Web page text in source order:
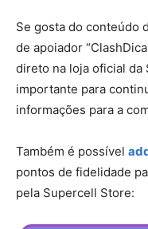
Se gosta do conteúdo
de apoiador
direto na loja oficial da
importante para
informações para a
Também é possível
pontos de fidelidade
pela Supercell Store: